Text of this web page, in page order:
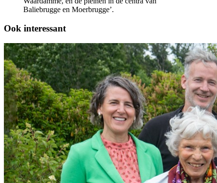
Baliebrugge en Moerbrugge’.
Ook interessant